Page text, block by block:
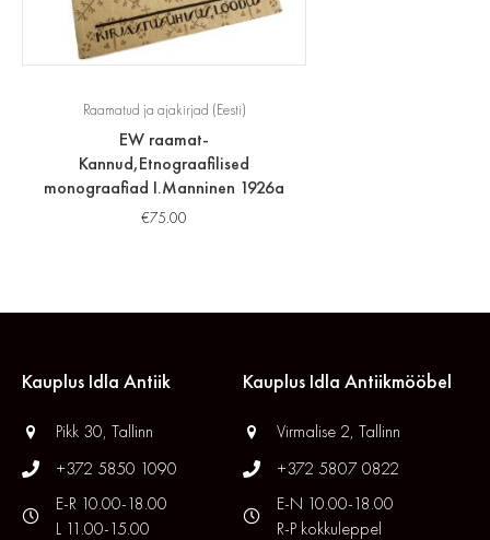
Raamatud ja ajakirjad (Eesti)
EW raamat-
Kannud,Etnograafilised
monograafiad I.Manninen 1926a
€75.00
Kauplus Idla Antiik
Pikk 30, Tallinn
+372 5850 1090
E-R 10.00-18.00
L 11.00-15.00
Kauplus Idla Antiikmööbel
Virmalise 2, Tallinn
+372 5807 0822
E-N 10.00-18.00
R-P kokkuleppel